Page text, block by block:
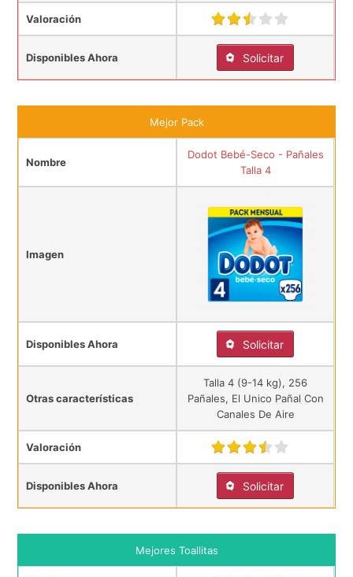
Valoración
Disponibles Ahora Solicitar
Mejor Pack
Nombre
Dodot Bebé-Seco - Pañales
Talla 4
Imagen
Disponibles Ahora Solicitar
Otras características
Talla 4 (9-14 kg), 256
Pañales, El Unico Pañal Con
Canales De Aire
Valoración
Disponibles Ahora Solicitar
Mejores Toallitas